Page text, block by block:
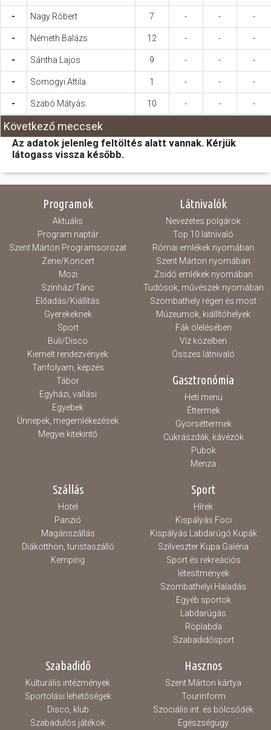
- Nagy Róbert 7 - - -
- Németh Balázs 12 - - -
- Sántha Lajos 9 - - -
- Somogyi Attila 1 - - -
- Szabó Mátyás 10 - - -
Következő meccsek
Az adatok jelenleg feltöltés alatt vannak. Kérjük
látogass vissza később.
Programok
Aktuális
Program naptár
Szent Márton Programsorozat
Zene/Koncert
Mozi
Színház/Tánc
Előadás/Kiállítás
Gyerekeknek
Sport
Buli/Disco
Kiemelt rendezvények
Tanfolyam, képzés
Tábor
Egyházi, vallási
Egyebek
Ünnepek, megemlékezések
Megyei kitekintő
Látnivalók
Nevezetes polgárok
Top 10 látnivaló
Római emlékek nyomában
Szent Márton nyomában
Zsidó emlékek nyomában
Tudósok, művészek nyomában
Szombathely régen és most
Múzeumok, kiállítóhelyek
Fák ölelésében
Víz közelben
Összes látnivaló
Gasztronómia
Heti menü
Éttermek
Gyorséttermek
Cukrászdák, kávézók
Pubok
Menza
Szállás
Hotel
Panzió
Magánszállás
Diákotthon, turistaszálló
Kemping
Sport
Hírek
Kispályás Foci
Kispályás Labdarúgó Kupák
Szilveszter Kupa Galéria
Sport és rekreációs
létesítmények
Szombathelyi Haladás
Egyéb sportok
Labdarúgás
Röplabda
Szabadidősport
Szabadidő
Kulturális intézmények
Sportolási lehetőségek
Disco, klub
Szabadulós játékok
Hasznos
Szent Márton kártya
Tourinform
Szociális int. és bölcsődék
Egészségügy